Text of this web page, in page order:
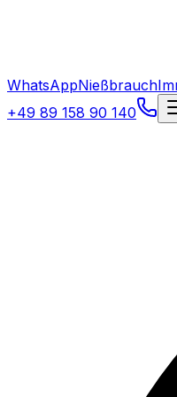
WhatsAppNießbrauch
+49 89 158 90 140